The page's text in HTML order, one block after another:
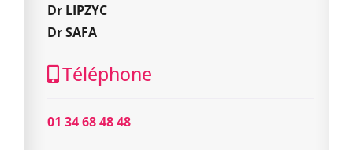
Dr LIPZYC
Dr SAFA
Téléphone
01 34 68 48 48